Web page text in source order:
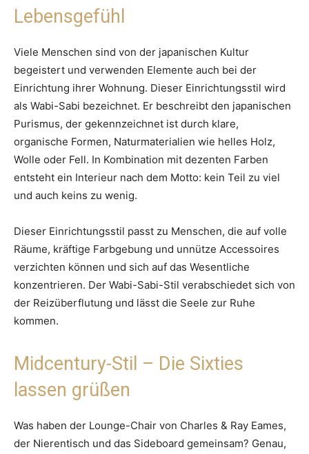
Lebensgefühl
Viele Menschen sind von der japanischen Kultur
begeistert und verwenden Elemente auch bei der
Einrichtung ihrer Wohnung. Dieser Einrichtungsstil wird
als Wabi-Sabi bezeichnet. Er beschreibt den japanischen
Purismus, der gekennzeichnet ist durch klare,
organische Formen, Naturmaterialien wie helles Holz,
Wolle oder Fell. In Kombination mit dezenten Farben
entsteht ein Interieur nach dem Motto: kein Teil zu viel
und auch keins zu wenig.
Dieser Einrichtungsstil passt zu Menschen, die auf volle
Räume, kräftige Farbgebung und unnütze Accessoires
verzichten können und sich auf das Wesentliche
konzentrieren. Der Wabi-Sabi-Stil verabschiedet sich von
der Reizüberflutung und lässt die Seele zur Ruhe
kommen.
Midcentury-Stil – Die Sixties
lassen grüßen
Was haben der Lounge-Chair von Charles & Ray Eames,
der Nierentisch und das Sideboard gemeinsam? Genau,